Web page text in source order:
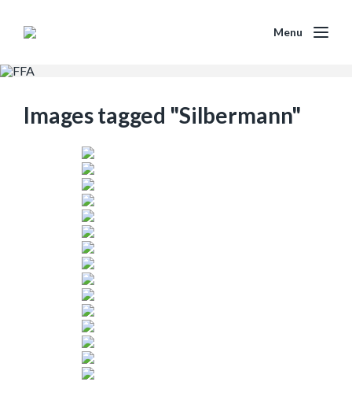
Menu
Images tagged "Silbermann"